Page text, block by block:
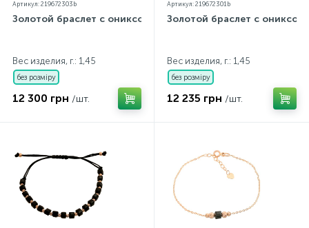
Артикул: 219672303b
Золотой браслет с ониксом
Вес изделия, г.: 1,45
без розміру
12 300 грн /шт.
Артикул: 219672301b
Золотой браслет с ониксом
Вес изделия, г.: 1,45
без розміру
12 235 грн /шт.